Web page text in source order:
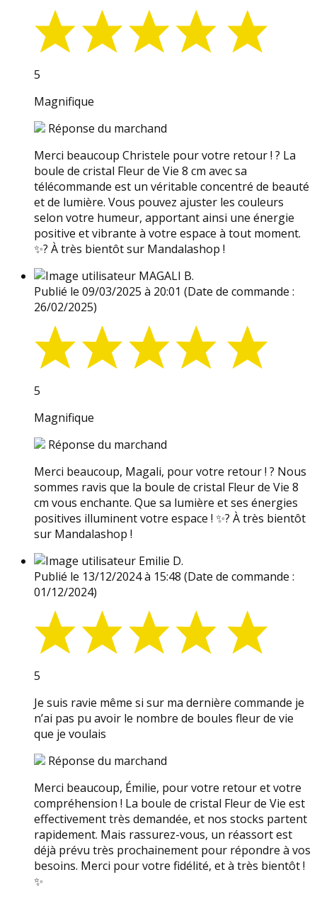
5
Magnifique
Réponse du marchand
Merci beaucoup Christele pour votre retour ! ? La
boule de cristal Fleur de Vie 8 cm avec sa
télécommande est un véritable concentré de beauté
et de lumière. Vous pouvez ajuster les couleurs
selon votre humeur, apportant ainsi une énergie
positive et vibrante à votre espace à tout moment.
✨? À très bientôt sur Mandalashop !
MAGALI B.
Publié le 09/03/2025 à 20:01 (Date de commande :
26/02/2025)
5
Magnifique
Réponse du marchand
Merci beaucoup, Magali, pour votre retour ! ? Nous
sommes ravis que la boule de cristal Fleur de Vie 8
cm vous enchante. Que sa lumière et ses énergies
positives illuminent votre espace ! ✨? À très bientôt
sur Mandalashop !
Emilie D.
Publié le 13/12/2024 à 15:48 (Date de commande :
01/12/2024)
5
Je suis ravie même si sur ma dernière commande je
n’ai pas pu avoir le nombre de boules fleur de vie
que je voulais
Réponse du marchand
Merci beaucoup, Émilie, pour votre retour et votre
compréhension ! La boule de cristal Fleur de Vie est
effectivement très demandée, et nos stocks partent
rapidement. Mais rassurez-vous, un réassort est
déjà prévu très prochainement pour répondre à vos
besoins. Merci pour votre fidélité, et à très bientôt !
✨